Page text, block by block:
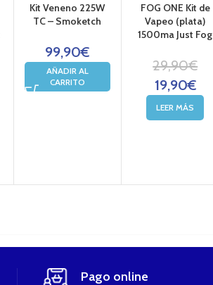
Kit Veneno 225W
TC – Smoketch
99,90€
AÑADIR AL
CARRITO
FOG ONE Kit de
Vapeo (plata)
1500ma Just Fog
29,90€
19,90€
LEER MÁS
Pago online